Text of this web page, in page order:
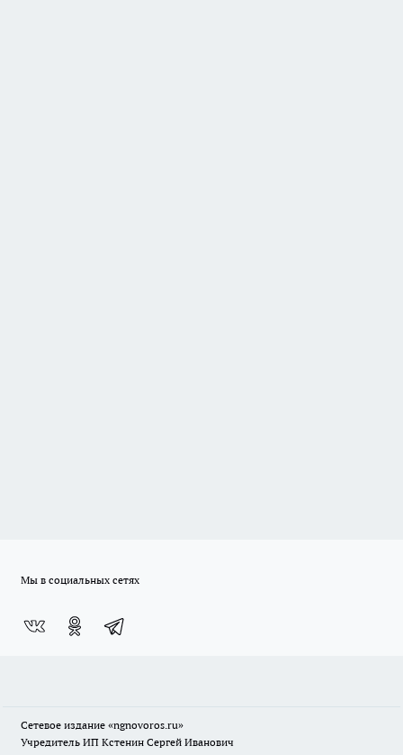
Мы в социальных сетях
Сетевое издание «ngnovoros.ru»
Учредитель ИП Кстенин Сергей Иванович